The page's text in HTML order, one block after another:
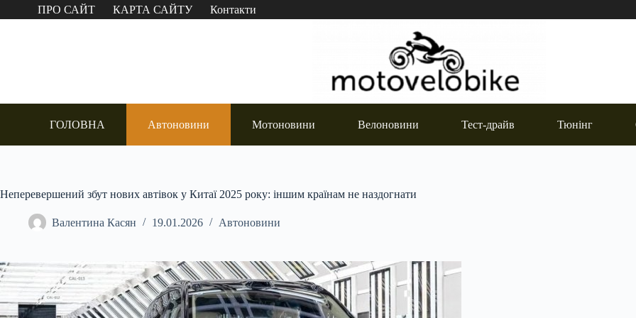
Перейти
до
ПРО САЙТ КАРТА САЙТУ Контакти
ГОЛОВНА Автоновини Мотоновини Велоновини Тест-драйв Тюнінг
Неперевершений збут нових автівок у Китаї 2025 року: іншим країнам не наздогнати
Валентина Касян 19.01.2026 Автоновини